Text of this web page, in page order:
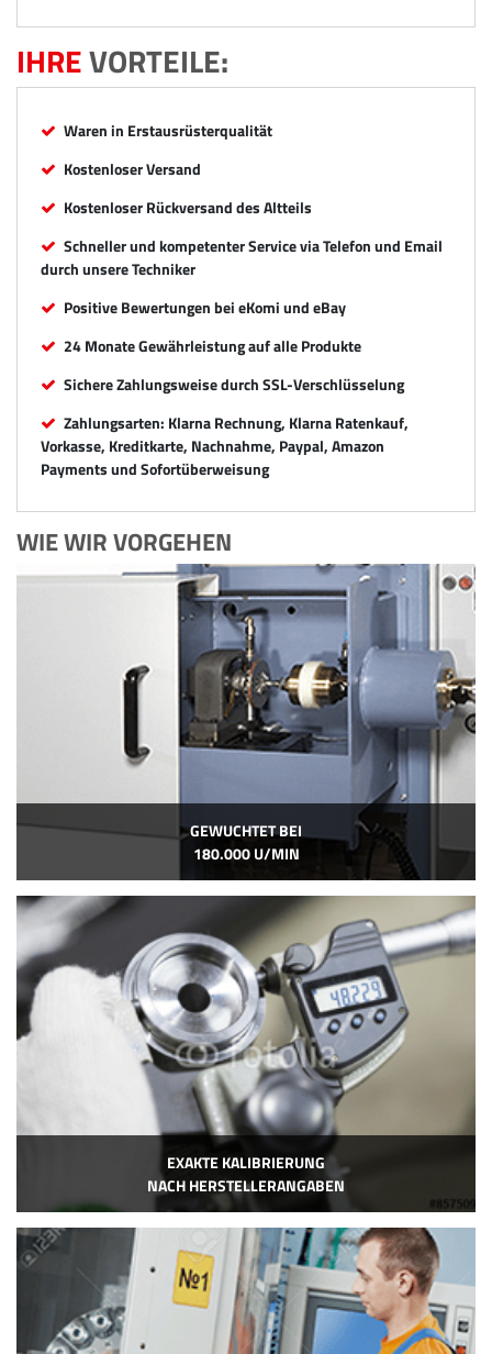
IHREVORTEILE:
Waren in Erstausrüsterqualität
Kostenloser Versand
Kostenloser Rückversand des Altteils
Schneller und kompetenter Service via Telefon und Email
durch unsere Techniker
Positive Bewertungen bei eKomi und eBay
24 Monate Gewährleistung auf alle Produkte
Sichere Zahlungsweise durch SSL-Verschlüsselung
Zahlungsarten: Klarna Rechnung, Klarna Ratenkauf,
Vorkasse, Kreditkarte, Nachnahme, Paypal, Amazon
Payments und Sofortüberweisung
WIE WIR VORGEHEN
GEWUCHTET BEI
180.000 U/MIN
EXAKTE KALIBRIERUNG
NACH HERSTELLERANGABEN